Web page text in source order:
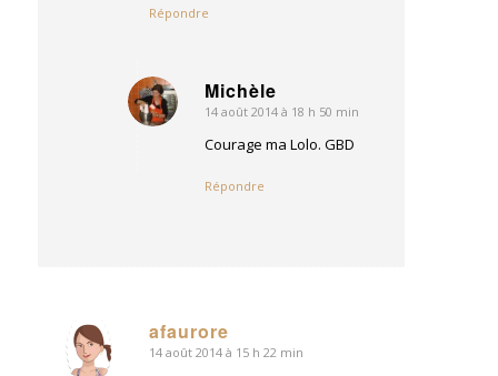
Répondre
Michèle
dit
14 août 2014 à 18 h 50 min
Courage ma Lolo. GBD
Répondre
afaurore
dit
14 août 2014 à 15 h 22 min